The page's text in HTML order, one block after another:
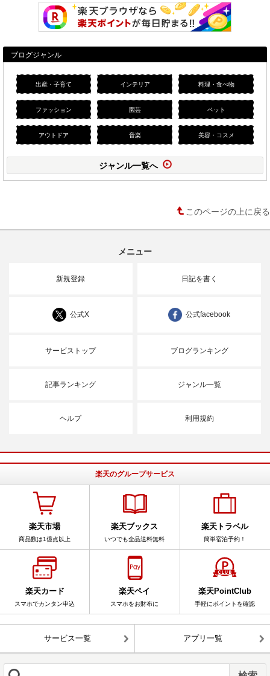
ブログジャンル
出産・子育て インテリア 料理・食べ物
ファッション 園芸 ペット
アウトドア 音楽 美容・コスメ
ジャンル一覧へ
このページの上に戻る
メニュー
新規登録 日記を書く
公式X 公式facebook
サービストップ ブログランキング
記事ランキング ジャンル一覧
ヘルプ 利用規約
楽天のグループサービス
楽天市場
商品数は1億点以上
楽天ブックス
いつでも全品送料無料
楽天トラベル
簡単宿泊予約！
楽天カード
スマホでカンタン申込
楽天ペイ
スマホをお財布に
楽天PointClub
手軽にポイントを確認
サービス一覧 アプリ一覧